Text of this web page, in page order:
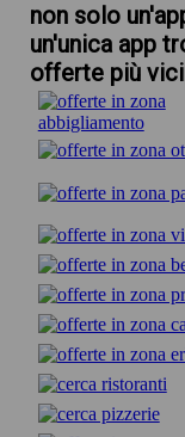
non solo
un'unica app
offerte più